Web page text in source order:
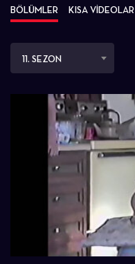
BÖLÜMLER KISA VİDEOLAR
11. SEZON